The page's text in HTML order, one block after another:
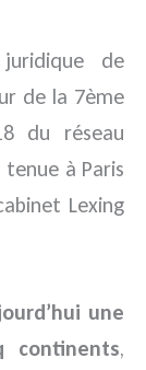
juridique de
de la 7ème
du réseau
tenue à Paris
Lexing
une
,